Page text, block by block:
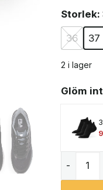
Storlek:
36 37
2 i lager
Glöm